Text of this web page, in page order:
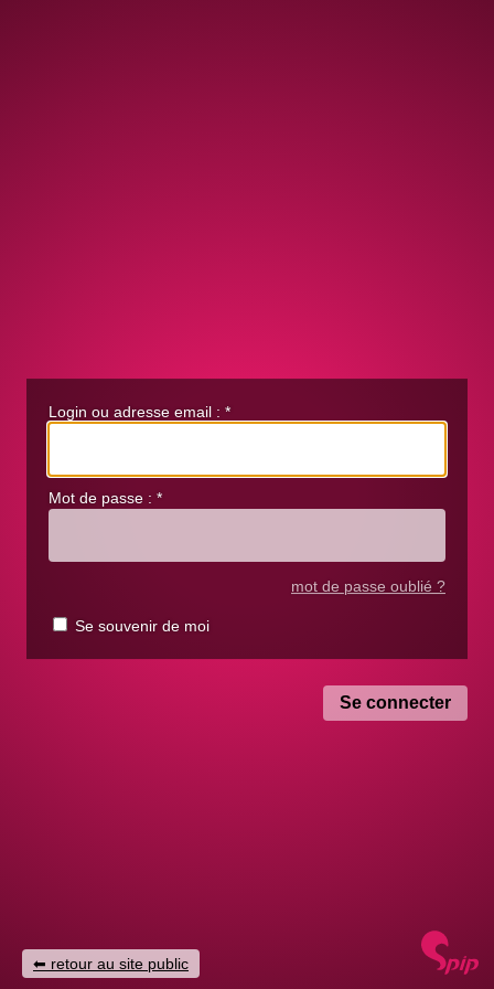
Login ou adresse email : *
Mot de passe : *
mot de passe oublié ?
Se souvenir de moi
retour au site public